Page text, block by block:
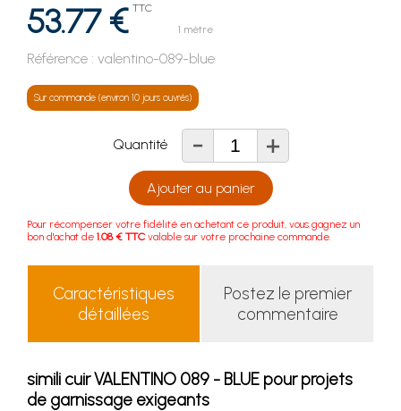
53.77 € TTC
1 mètre
Référence : valentino-089-blue
Sur commande (environ 10 jours ouvrés)
Quantité - +
Ajouter au panier
Pour récompenser votre fidélité en achetant ce produit, vous gagnez un
bon d'achat de 1.08 € TTC valable sur votre prochaine commande.
Caractéristiques
détaillées
Postez le premier
commentaire
simili cuir VALENTINO 089 - BLUE pour projets
de garnissage exigeants